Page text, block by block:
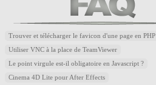
Trouver et télécharger le favicon d'une page en PHP
Utiliser VNC à la place de TeamViewer
Le point virgule est-il obligatoire en Javascript ?
Cinema 4D Lite pour After Effects